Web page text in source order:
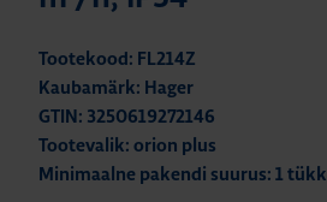
Tootekood: FL214Z
Kaubamärk: Hager
GTIN: 3250619272146
Tootevalik: orion plus
Minimaalne pakendi suurus: 1 tükk